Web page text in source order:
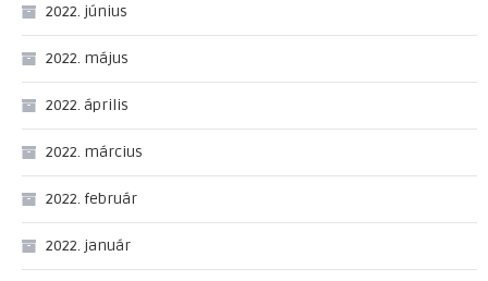
2022. június
2022. május
2022. április
2022. március
2022. február
2022. január